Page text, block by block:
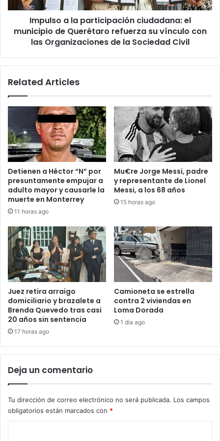
Querétaro
refuerza
su
las
de
Impulso a la participación ciudadana: el
municipio de Querétaro refuerza su vínculo con
las Organizaciones de la Sociedad Civil
Related Articles
Detienen a Héctor “N” por
presuntamente empujar a
adulto mayor y causarle la
muerte en Monterrey
11 horas ago
Mu€re Jorge Messi, padre
y representante de Lionel
Messi, a los 68 años
15 horas ago
Juez retira arraigo
domiciliario y brazalete a
Brenda Quevedo tras casi
20 años sin sentencia
17 horas ago
Camioneta se estrella
contra 2 viviendas en
Loma Dorada
1 día ago
Deja un comentario
Tu dirección de correo electrónico no será publicada. Los campos
obligatorios están marcados con *